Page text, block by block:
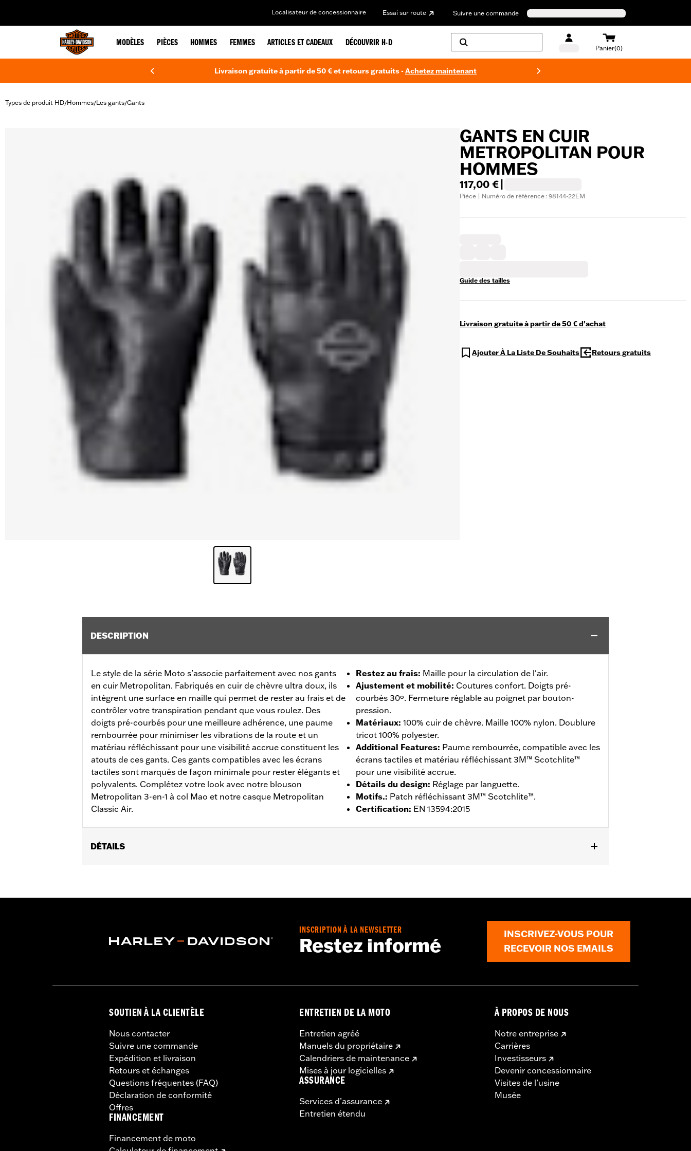
Localisateur de concessionnaire Essai sur route Suivre une commande
MODÈLES PIÈCES HOMMES FEMMES ARTICLES ET CADEAUX DÉCOUVRIR H-D
Panier(0)
Livraison gratuite à partir de 50 € et retours gratuits -Achetez maintenant
Types de produit HD/Hommes/Les gants/Gants
GANTS EN CUIR
METROPOLITAN POUR
HOMMES
117,00 €
Pièce | Numéro de référence : 98144-22EM
Guide des tailles
Livraison gratuite à partir de 50 € d'achat
Ajouter À La Liste De Souhaits Retours gratuits
DESCRIPTION
Le style de la série Moto s’associe parfaitement avec nos gants
en cuir Metropolitan. Fabriqués en cuir de chèvre ultra doux, ils
intègrent une surface en maille qui permet de rester au frais et de
contrôler votre transpiration pendant que vous roulez. Des
doigts pré-courbés pour une meilleure adhérence, une paume
rembourrée pour minimiser les vibrations de la route et un
matériau réfléchissant pour une visibilité accrue constituent les
atouts de ces gants. Ces gants compatibles avec les écrans
tactiles sont marqués de façon minimale pour rester élégants et
polyvalents. Complétez votre look avec notre blouson
Metropolitan 3-en-1 à col Mao et notre casque Metropolitan
Classic Air.
Restez au frais: Maille pour la circulation de l'air.
Ajustement et mobilité: Coutures confort. Doigts pré-
courbés 30º. Fermeture réglable au poignet par bouton-
pression.
Matériaux: 100% cuir de chèvre. Maille 100% nylon. Doublure
tricot 100% polyester.
Additional Features: Paume rembourrée, compatible avec les
écrans tactiles et matériau réfléchissant 3M™ Scotchlite™
pour une visibilité accrue.
Détails du design: Réglage par languette.
Motifs.: Patch réfléchissant 3M™ Scotchlite™.
Certification: EN 13594:2015
DÉTAILS
GARANTIE:Garantie limitée de 2 ans - Rendez-vous surwww.h-d.com/warrantypour plus de détails
INSCRIPTION À LA NEWSLETTER
Restez informé
INSCRIVEZ-VOUS POUR
RECEVOIR NOS EMAILS
SOUTIEN À LA CLIENTÈLE
Nous contacter
Suivre une commande
Expédition et livraison
Retours et échanges
Questions fréquentes (FAQ)
Déclaration de conformité
Offres
FINANCEMENT
Financement de moto
ENTRETIEN DE LA MOTO
Entretien agréé
Manuels du propriétaire
Calendriers de maintenance
Mises à jour logicielles
ASSURANCE
Services d’assurance
Entretien étendu
À PROPOS DE NOUS
Notre entreprise
Carrières
Investisseurs
Devenir concessionnaire
Visites de l’usine
Musée